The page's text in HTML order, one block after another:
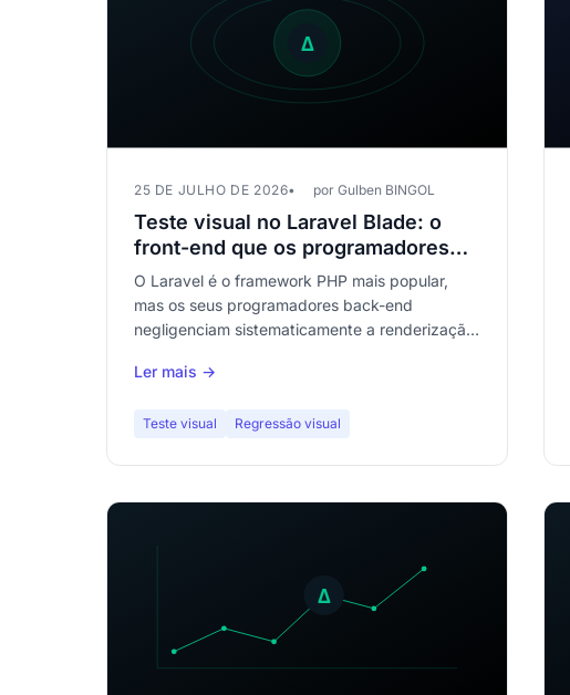
25 DE JULHO DE 2026 por Gulben BINGOL
Teste visual no Laravel Blade: o
front-end que os programadores
back-end esquecem de testar
O Laravel é o framework PHP mais popular,
mas os seus programadores back-end
negligenciam sistematicamente a renderização
automatizado preenche esta lacuna enorme na
Ler mais →
Teste visual Regressão visual